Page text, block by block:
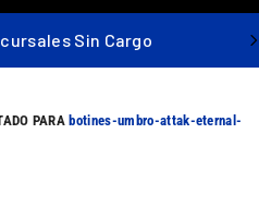
Sin Cargo
botines-umbro-attak-eternal-